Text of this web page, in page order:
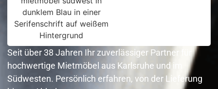
Seit über 38 Jahren Ihr zuverlässiger Partner für
hochwertige Mietmöbel aus Karlsruhe und im
Südwesten. Persönlich erfahren, von der Lieferung